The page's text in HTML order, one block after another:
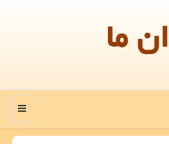
ما
منو